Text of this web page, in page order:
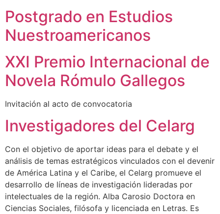
Postgrado en Estudios
Nuestroamericanos
XXI Premio Internacional de
Novela Rómulo Gallegos
Invitación al acto de convocatoria
Investigadores del Celarg
Con el objetivo de aportar ideas para el debate y el
análisis de temas estratégicos vinculados con el devenir
de América Latina y el Caribe, el Celarg promueve el
desarrollo de líneas de investigación lideradas por
intelectuales de la región. Alba Carosio Doctora en
Ciencias Sociales, filósofa y licenciada en Letras. Es